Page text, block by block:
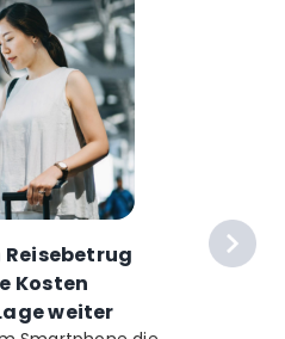
Kosten
weiter